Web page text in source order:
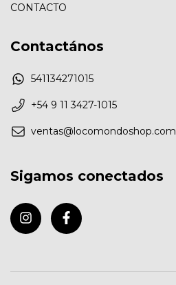
CONTACTO
Contactános
541134271015
+54 9 11 3427-1015
ventas@locomondoshop.com
Sigamos conectados